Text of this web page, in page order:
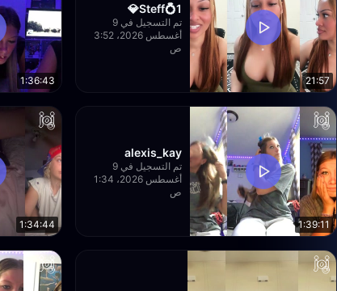
21:57
Steff💍1💎
تم التسجيل في 9
أغسطس 2026، 3:52
ص
1:36:43
1:39:11
alexis_kay
تم التسجيل في 9
أغسطس 2026، 1:34
ص
1:34:44